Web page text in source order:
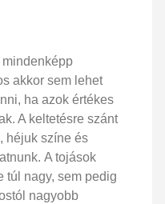
akkor sem lehet
ha azok értékes
A keltetésre szánt
héjuk színe és
A tojások
túl nagy, sem pedig
nagyobb